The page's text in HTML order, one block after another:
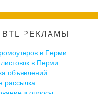
РЕКЛАМЫ
в Перми
в Перми
объявлений
рассылка
и опросы